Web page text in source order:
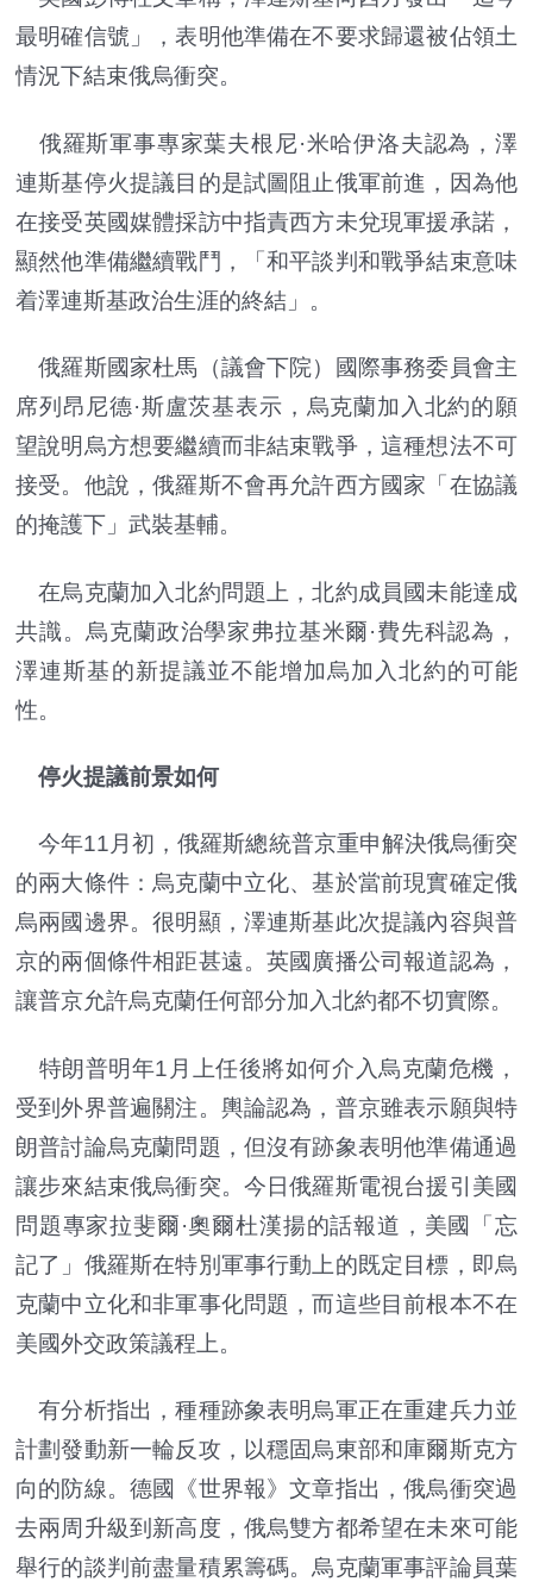
最明確信號」，表明他準備在不要求歸還被佔領土
情況下結束俄烏衝突。
俄羅斯軍事專家葉夫根尼·米哈伊洛夫認為，澤
連斯基停火提議目的是試圖阻止俄軍前進，因為他
在接受英國媒體採訪中指責西方未兌現軍援承諾，
顯然他準備繼續戰鬥，「和平談判和戰爭結束意味
着澤連斯基政治生涯的終結」。
俄羅斯國家杜馬（議會下院）國際事務委員會主
席列昂尼德·斯盧茨基表示，烏克蘭加入北約的願
望說明烏方想要繼續而非結束戰爭，這種想法不可
接受。他說，俄羅斯不會再允許西方國家「在協議
的掩護下」武裝基輔。
在烏克蘭加入北約問題上，北約成員國未能達成
共識。烏克蘭政治學家弗拉基米爾·費先科認為，
澤連斯基的新提議並不能增加烏加入北約的可能
性。
停火提議前景如何
今年11月初，俄羅斯總統普京重申解決俄烏衝突
的兩大條件：烏克蘭中立化、基於當前現實確定俄
烏兩國邊界。很明顯，澤連斯基此次提議內容與普
京的兩個條件相距甚遠。英國廣播公司報道認為，
讓普京允許烏克蘭任何部分加入北約都不切實際。
特朗普明年1月上任後將如何介入烏克蘭危機，
受到外界普遍關注。輿論認為，普京雖表示願與特
朗普討論烏克蘭問題，但沒有跡象表明他準備通過
讓步來結束俄烏衝突。今日俄羅斯電視台援引美國
問題專家拉斐爾·奧爾杜漢揚的話報道，美國「忘
記了」俄羅斯在特別軍事行動上的既定目標，即烏
克蘭中立化和非軍事化問題，而這些目前根本不在
美國外交政策議程上。
有分析指出，種種跡象表明烏軍正在重建兵力並
計劃發動新一輪反攻，以穩固烏東部和庫爾斯克方
向的防線。德國《世界報》文章指出，俄烏衝突過
去兩周升級到新高度，俄烏雙方都希望在未來可能
舉行的談判前盡量積累籌碼。烏克蘭軍事評論員葉